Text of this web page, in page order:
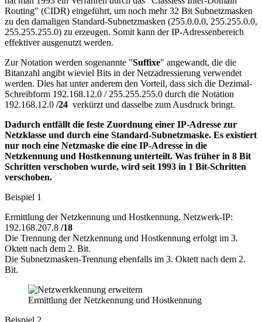
Routing" (CIDR) eingeführt, um noch mehr 32 Bit Subnetzmasken
zu den damaligen Standard-Subnetzmasken (255.0.0.0, 255.255.0.0,
255.255.255.0) zu erzeugen. Somit kann der IP-Adressenbereich
effektiver ausgenutzt werden.
Zur Notation werden sogenannte "Suffixe" angewandt, die die
Bitanzahl angibt wieviel Bits in der Netzadressierung verwendet
werden. Dies hat unter anderem den Vorteil, dass sich die Dezimal-
Schreibform 192.168.12.0 / 255.255.255.0 durch die Notation
192.168.12.0 /24 verkürzt und dasselbe zum Ausdruck bringt.
Dadurch entfällt die feste Zuordnung einer IP-Adresse zur
Netzklasse und durch eine Standard-Subnetzmaske. Es existiert
nur noch eine Netzmaske die eine IP-Adresse in die
Netzkennung und Hostkennung unterteilt. Was früher in 8 Bit
Schritten verschoben wurde, wird seit 1993 in 1 Bit-Schritten
verschoben.
Beispiel 1
Ermittlung der Netzkennung und Hostkennung. Netzwerk-IP:
192.168.207.8 /18
Die Trennung der Netzkennung und Hostkennung erfolgt im 3.
Oktett nach dem 2. Bit.
Die Subnetzmasken-Trennung ebenfalls im 3. Oktett nach dem 2.
Bit.
Ermittlung der Netzkennung und Hostkennung